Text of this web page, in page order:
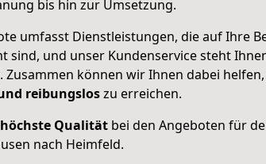
bis hin zur Umsetzung.
umfasst Dienstleistungen, die auf Ihre
sind, und unser Kundenservice steht
Zusammen können wir Ihnen dabei
reibungsloszu erreichen.
höchste Qualität bei den Angeboten für
nach Heimfeld.